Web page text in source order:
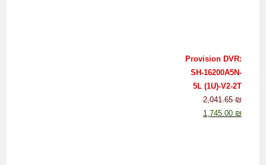
Provision DVR:
SH-16200A5N-
5L (1U)-V2-2T
2,041.65₪
1,745.00 ₪